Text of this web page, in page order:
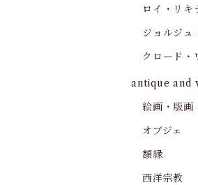
ロイ・リキ
ジョルジュ
クロード・
antique and
絵画・版画
オブジェ
額縁
西洋宗教